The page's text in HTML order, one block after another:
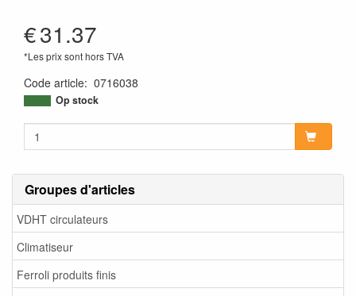
Groupes d'articles
VDHT circulateurs
Climatiseur
Ferroli produits finis
€31.37
*Les prix sont hors TVA
Code article: 0716038
Op stock